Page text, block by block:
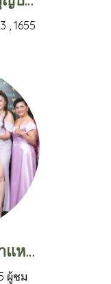
, 1655
งานเลี้ยงฉลองขึ้นตำแหน่งแชร์แมนของคุณหมอนุสรี ศิริพัฒน์ (3)
ผู้ชม